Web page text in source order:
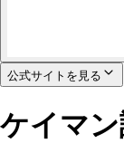
公式サイトを見る
ケイマ